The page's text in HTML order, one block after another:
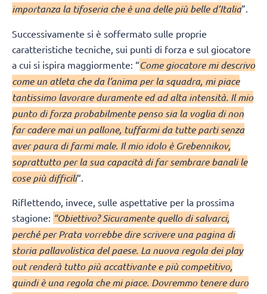
importanza la tifoseria che è una delle più belle d’Italia”.
Successivamente si è soffermato sulle proprie
caratteristiche tecniche, sui punti di forza e sul giocatore
a cui si ispira maggiormente: “Come giocatore mi descrivo
come un atleta che da l’anima per la squadra, mi piace
tantissimo lavorare duramente ed ad alta intensità. Il mio
punto di forza probabilmente penso sia la voglia di non
far cadere mai un pallone, tuffarmi da tutte parti senza
aver paura di farmi male. Il mio idolo è Grebennikov,
soprattutto per la sua capacità di far sembrare banali le
cose più difficili“.
Riflettendo, invece, sulle aspettative per la prossima
stagione: “Obiettivo? Sicuramente quello di salvarci,
perché per Prata vorrebbe dire scrivere una pagina di
storia pallavolistica del paese. La nuova regola dei play
out renderà tutto più accattivante e più competitivo,
quindi è una regola che mi piace. Dovremmo tenere duro